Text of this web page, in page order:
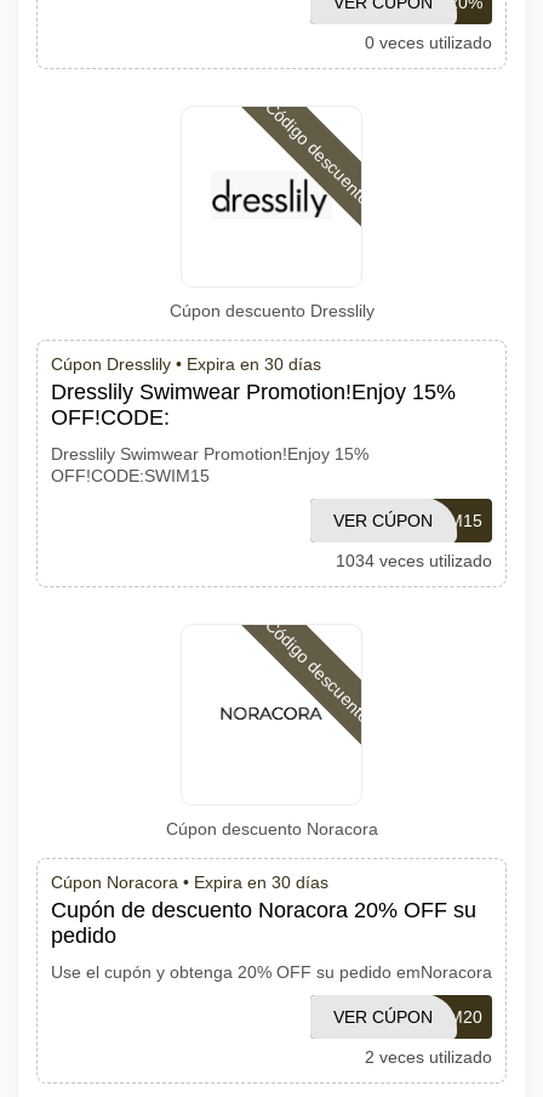
0 veces utilizado
Código descuento
Cúpon descuento Dresslily
Cúpon Dresslily • Expira en 30 días
Dresslily Swimwear Promotion!Enjoy 15%
OFF!CODE:
Dresslily Swimwear Promotion!Enjoy 15%
OFF!CODE:SWIM15
SWIM15
VER CÚPON
1034 veces utilizado
Código descuento
Cúpon descuento Noracora
Cúpon Noracora • Expira en 30 días
Cupón de descuento Noracora 20% OFF su
pedido
Use el cupón y obtenga 20% OFF su pedido emNoracora
EM20
VER CÚPON
2 veces utilizado